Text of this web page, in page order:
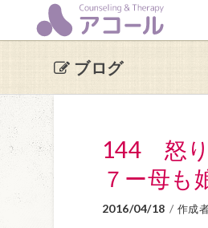
ブログ
144 怒り
７ー母も
2016/04/18 / 作成